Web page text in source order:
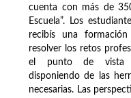
cuenta con más de
Escuela”. Los
recibís una
resolver los retos
el punto de vista
disponiendo de las
necesarias. Las